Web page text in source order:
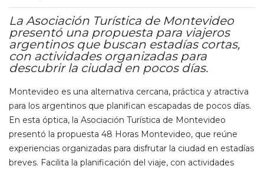
La Asociación Turística de Montevideo
presentó una propuesta para viajeros
argentinos que buscan estadías cortas,
con actividades organizadas para
descubrir la ciudad en pocos días.
Montevideo es una alternativa cercana, práctica y atractiva
para los argentinos que planifican escapadas de pocos días.
En esta óptica, la Asociación Turística de Montevideo
presentó la propuesta 48 Horas Montevideo, que reúne
experiencias organizadas para disfrutar la ciudad en estadías
breves. Facilita la planificación del viaje, con actividades